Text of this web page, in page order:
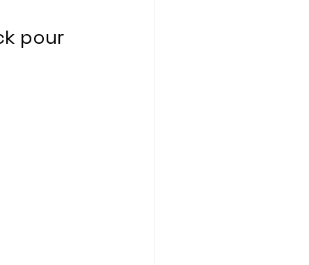
pour